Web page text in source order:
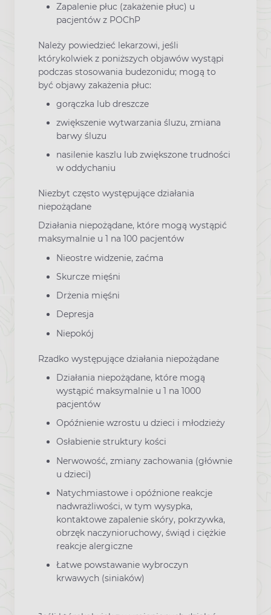
Zapalenie płuc (zakażenie płuc) u
pacjentów z POChP
Należy powiedzieć lekarzowi, jeśli
którykolwiek z poniższych objawów wystąpi
podczas stosowania budezonidu; mogą to
być objawy zakażenia płuc:
gorączka lub dreszcze
zwiększenie wytwarzania śluzu, zmiana
barwy śluzu
nasilenie kaszlu lub zwiększone trudności
w oddychaniu
Niezbyt często występujące działania
niepożądane
Działania niepożądane, które mogą wystąpić
maksymalnie u 1 na 100 pacjentów
Nieostre widzenie, zaćma
Skurcze mięśni
Drżenia mięśni
Depresja
Niepokój
Rzadko występujące działania niepożądane
Działania niepożądane, które mogą
wystąpić maksymalnie u 1 na 1000
pacjentów
Opóźnienie wzrostu u dzieci i młodzieży
Osłabienie struktury kości
Nerwowość, zmiany zachowania (głównie
u dzieci)
Natychmiastowe i opóźnione reakcje
nadwrażliwości, w tym wysypka,
kontaktowe zapalenie skóry, pokrzywka,
obrzęk naczynioruchowy, świąd i ciężkie
reakcje alergiczne
Łatwe powstawanie wybroczyn
krwawych (siniaków)